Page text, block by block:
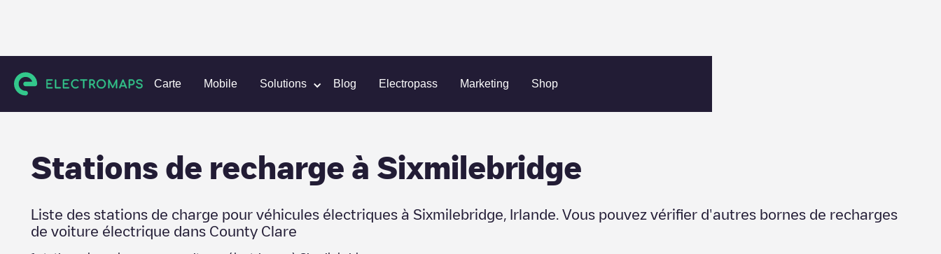
Carte Mobile Solutions Blog Electropass Marketing Shop
Charging stations Irlande County Clare Sixmilebridge
Stations de recharge à Sixmilebridge
Liste des stations de charge pour véhicules électriques à Sixmilebridge Irlande . Vous pouvez vérifier d'autres bornes de recharges
de voiture électrique dans County Clare